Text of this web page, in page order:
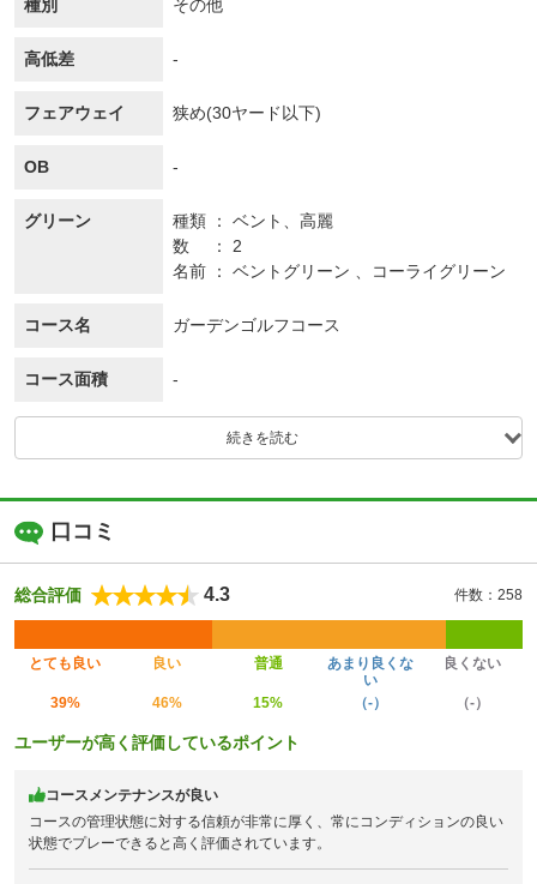
種別 その他
高低差 -
フェアウェイ 狭め(30ヤード以下)
OB -
グリーン 種類 ベント、高麗
数
2
名前
ベントグリーン 、コーライグリーン
コース名 ガーデンゴルフコース
コース面積 -
続きを読む
口コミ
総合評価 4.3 件数：258
とても良い 良い 普通
あまり良くな
い
良くない
39% 46% 15% （-） （-）
ユーザーが高く評価しているポイント
コースメンテナンスが良い
コースの管理状態に対する信頼が非常に厚く、常にコンディションの良い
状態でプレーできると高く評価されています。